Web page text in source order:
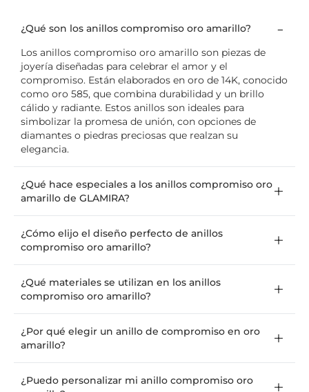
¿Qué son los anillos compromiso oro amarillo?
Los anillos compromiso oro amarillo son piezas de
joyería diseñadas para celebrar el amor y el
compromiso. Están elaborados en oro de 14K, conocido
como oro 585, que combina durabilidad y un brillo
cálido y radiante. Estos anillos son ideales para
simbolizar la promesa de unión, con opciones de
diamantes o piedras preciosas que realzan su
elegancia.
¿Qué hace especiales a los anillos compromiso oro
amarillo de GLAMIRA?
¿Cómo elijo el diseño perfecto de anillos
compromiso oro amarillo?
¿Qué materiales se utilizan en los anillos
compromiso oro amarillo?
¿Por qué elegir un anillo de compromiso en oro
amarillo?
¿Puedo personalizar mi anillo compromiso oro